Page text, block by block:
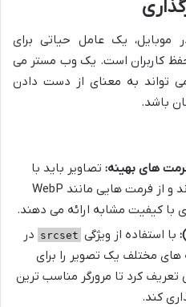
یک عامل حیاتی برای
کاربران است. یک وب مستر می
تواند به معنای از دست دادن
باشد.
های بهینه: تصاویر باید با
ابزارهای مناسب فشرده شوند و از فرمت هایی مانند WebP
با کیفیت مشابه ارائه می دهند.
با استفاده از ویژگی srcset در
های مختلف یک تصویر را برای
کرد تا مرورگر مناسب ترین
کند.